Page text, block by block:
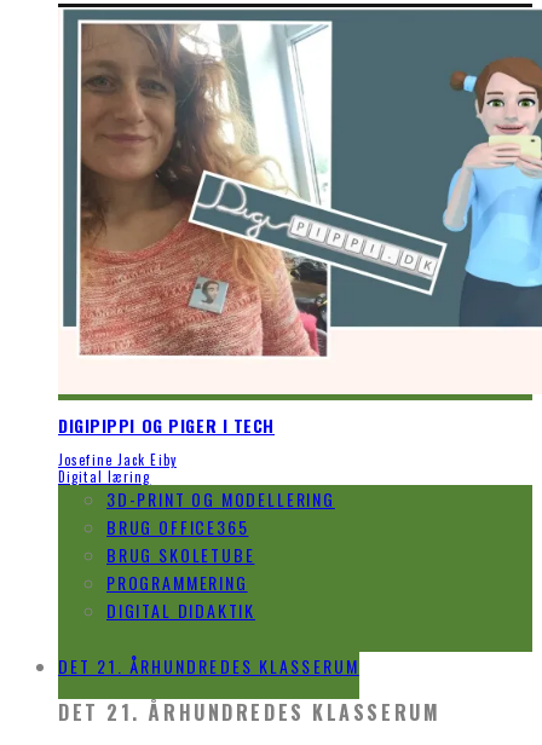
DIGIPIPPI OG PIGER I TECH
Josefine Jack Eiby
Digital læring
3D-PRINT OG MODELLERING
BRUG OFFICE365
BRUG SKOLETUBE
PROGRAMMERING
DIGITAL DIDAKTIK
DET 21. ÅRHUNDREDES KLASSERUM
DET 21. ÅRHUNDREDES KLASSERUM